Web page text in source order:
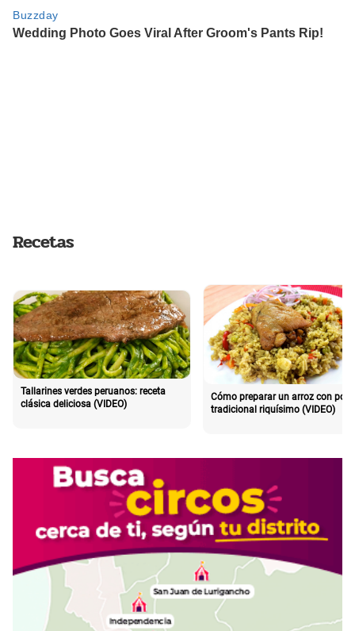
Recetas
Tallarines verdes peruanos: receta
clásica deliciosa (VIDEO)
Cómo preparar un arroz con pollo
tradicional riquísimo (VIDEO)